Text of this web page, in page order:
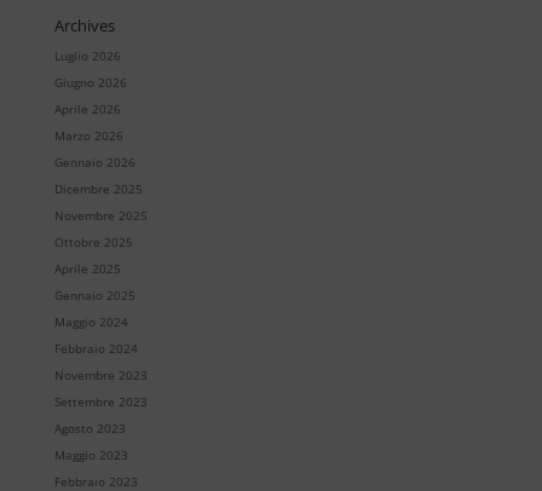
Archives
Luglio 2026
Giugno 2026
Aprile 2026
Marzo 2026
Gennaio 2026
Dicembre 2025
Novembre 2025
Ottobre 2025
Aprile 2025
Gennaio 2025
Maggio 2024
Febbraio 2024
Novembre 2023
Settembre 2023
Agosto 2023
Maggio 2023
Febbraio 2023